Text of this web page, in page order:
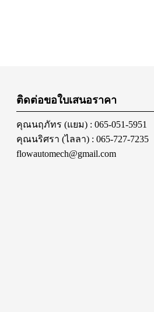
ติดต่อขอใบเสนอราคา
คุณนฤภัทร (แยม) : 065-051-5951
คุณนริศรา (ไลลา) : 065-727-7235
flowautomech@gmail.com